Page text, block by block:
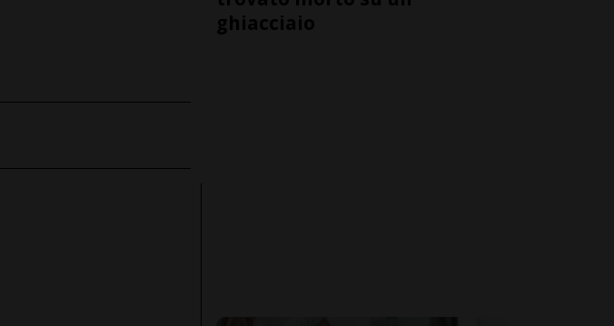
ghiacciaio